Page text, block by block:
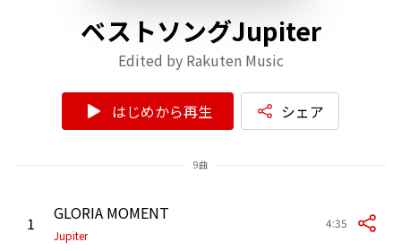
ベストソングJupiter
Edited by Rakuten Music
はじめから再生 シェア
9曲
1 GLORIA MOMENT
Jupiter
4:35